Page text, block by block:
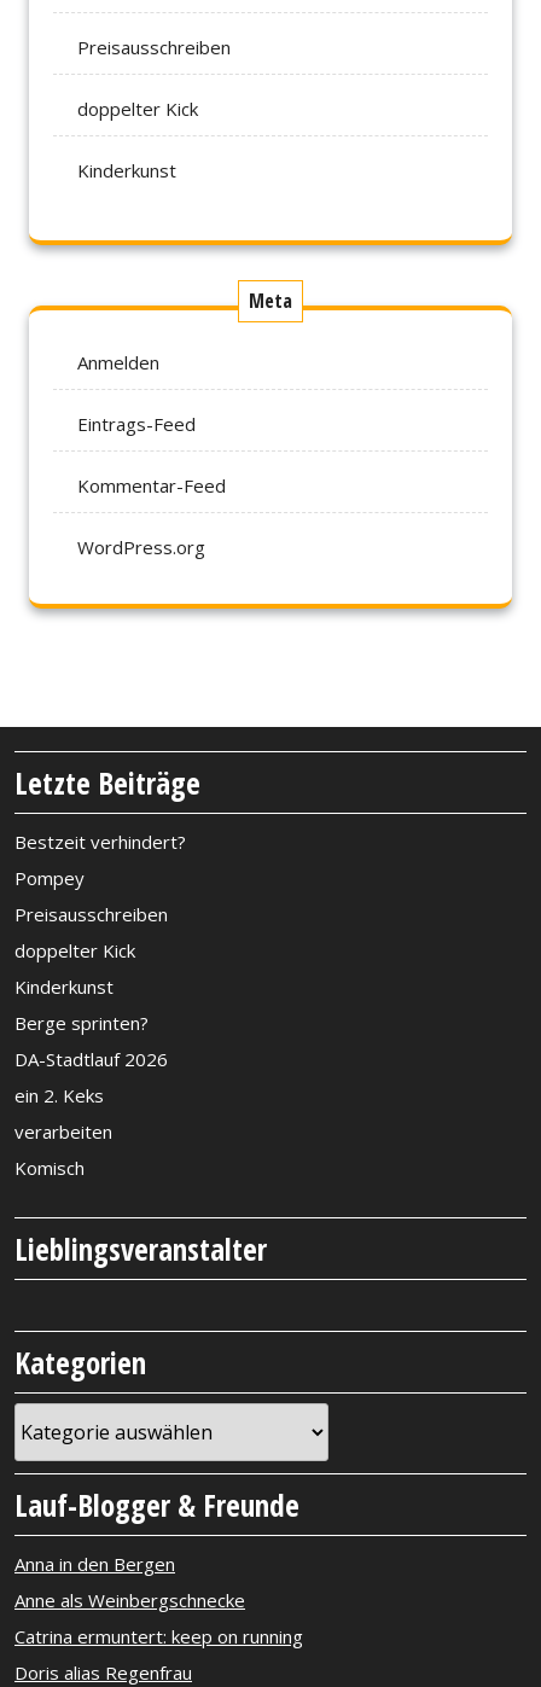
Preisausschreiben
doppelter Kick
Kinderkunst
Meta
Anmelden
Eintrags-Feed
Kommentar-Feed
WordPress.org
Letzte Beiträge
Bestzeit verhindert?
Pompey
Preisausschreiben
doppelter Kick
Kinderkunst
Berge sprinten?
DA-Stadtlauf 2026
ein 2. Keks
verarbeiten
Komisch
Lieblingsveranstalter
Kategorien
Lauf-Blogger & Freunde
Anna in den Bergen
Anne als Weinbergschnecke
Catrina ermuntert: keep on running
Doris alias Regenfrau